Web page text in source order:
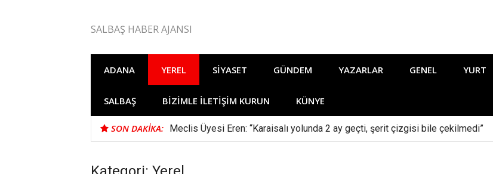
SALBAŞ HABER AJANSI
ADANA YEREL SIYASET GÜNDEM YAZARLAR GENEL YURT
SALBAŞ BIZIMLE İLETIŞIM KURUN KÜNYE
SON DAKIKA: Meclis Üyesi Eren: “Karaisalı yolunda 2 ay geçti, şerit çizgisi bile çekilmedi”